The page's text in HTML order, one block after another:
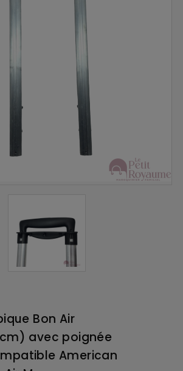
Bon Air
avec poignée
American